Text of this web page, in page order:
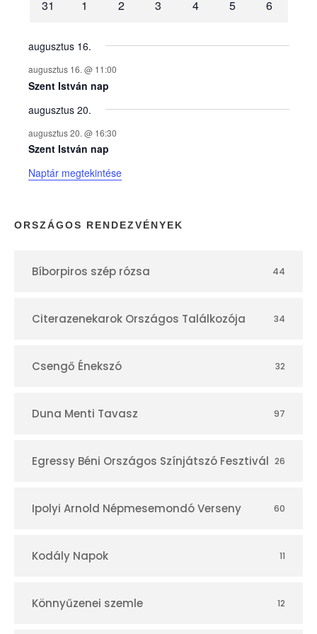
n
y
e
k
n
a
p
r
31
1 2 3 4 5 6
augusztus 16.
augusztus 16. @ 11:00
Szent István nap
augusztus 20.
augusztus 20. @ 16:30
Szent István nap
Naptár megtekintése
ORSZÁGOS RENDEZVÉNYEK
Bíborpiros szép rózsa 44
Citerazenekarok Országos Találkozója 34
Csengő Énekszó 32
Duna Menti Tavasz 97
Egressy Béni Országos Színjátszó Fesztivál 26
Ipolyi Arnold Népmesemondó Verseny 60
Kodály Napok 11
Könnyűzenei szemle 12